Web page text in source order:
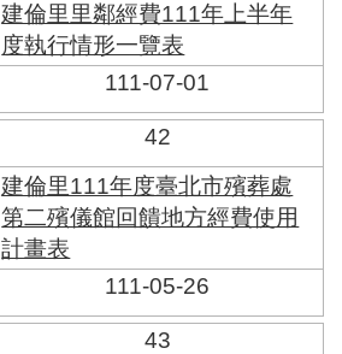
建倫里里鄰經費111年上半年
度執行情形一覽表
111-07-01
42
建倫里111年度臺北市殯葬處
第二殯儀館回饋地方經費使用
計畫表
111-05-26
43